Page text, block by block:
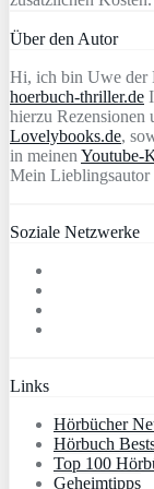
Über den Autor
Hi, ich bin Uwe der
hoerbuch-thriller.de
hierzu Rezensionen
Lovelybooks.de,
in meinen Youtube-
Mein Lieblingsautor
Soziale Netzwerke
Links
Hörbücher
Hörbuch
Top 100
Geheimtipps